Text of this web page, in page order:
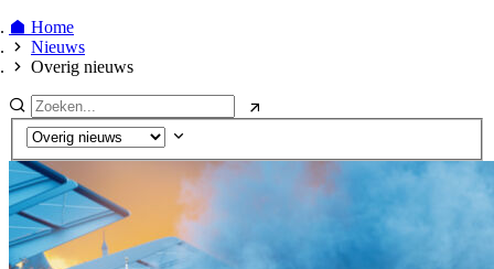
Home
Nieuws
Overig nieuws